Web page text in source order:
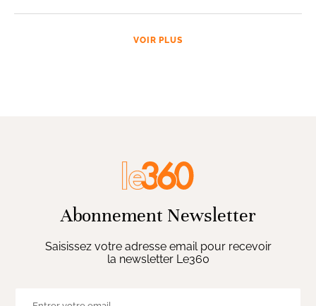
VOIR PLUS
Abonnement Newsletter
Saisissez votre adresse email pour recevoir
la newsletter Le360